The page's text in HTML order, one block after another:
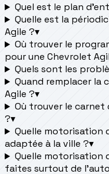
Quel est le plan
Quelle est la
Agile ?▾
Où trouver le
pour une Chevrolet
Quels sont les
Quand remplacer la
Agile ?▾
Où trouver le carnet
?▾
Quelle motorisation
adaptée à la ville ?▾
Quelle motorisation
faites surtout de